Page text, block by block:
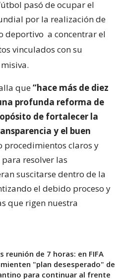
pasó de ocupar el
por la realización de
deportivo a concentrar el
vinculados con su
que“hace más de diez
profunda reforma de
de fortalecer la
y el buen
procedimientos claros y
resolver las
suscitarse dentro de la
el debido proceso y
que rigen nuestra
reunión de 7 horas: en FIFA
"plan desesperado" de
para continuar al frente